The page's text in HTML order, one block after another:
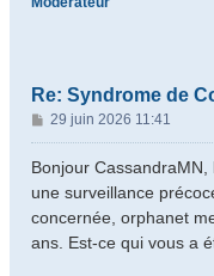
Re: Syndrome de
M
e
s
g
e
29 juin 2026 11:41
Bonjour
une surveillance
concernée, orphanet
ans. Est-ce qui vous a